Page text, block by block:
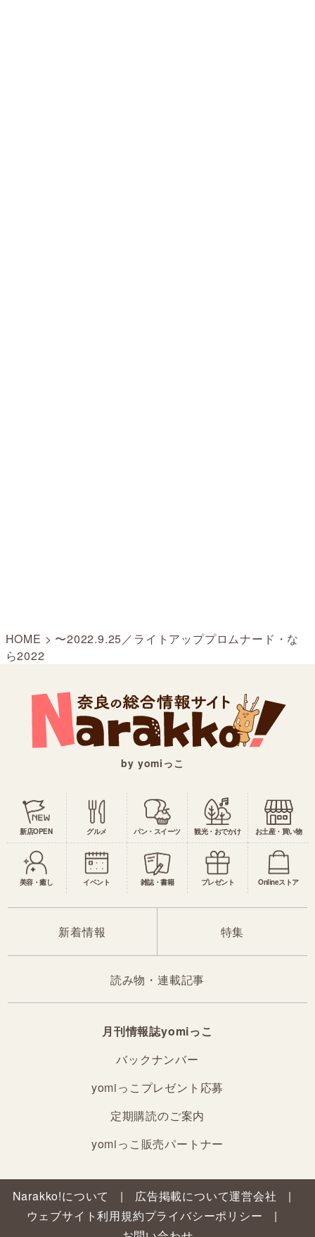
HOME > 〜2022.9.25／ライトアッププロムナード・な
ら2022
by yomiっこ
新店OPEN グルメ パン・スイーツ 観光・おでかけ お土産・買い物
美容・癒し イベント 雑誌・書籍 プレゼント Onlineストア
新着情報 特集
読み物・連載記事
月刊情報誌yomiっこ
バックナンバー
yomiっこプレゼント応募
定期購読のご案内
yomiっこ販売パートナー
Narakko!について 広告掲載について運営会社
ウェブサイト利用規約プライバシーポリシー